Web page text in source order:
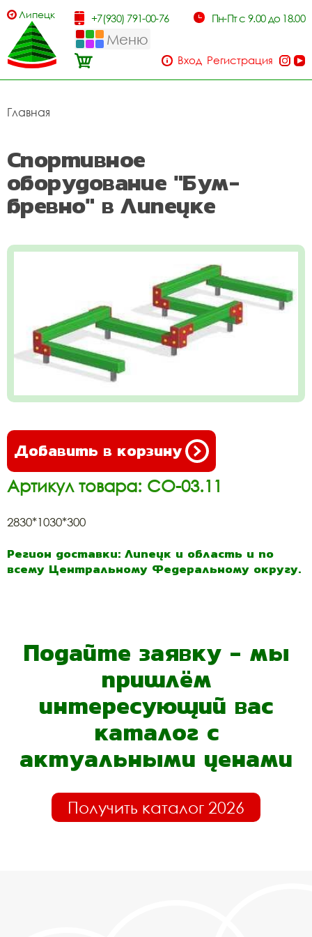
Липецк +7(930) 791-00-76 Пн-Пт с 9.00 до 18.00
Меню
Вход Регистрация
Главная
Спортивное
оборудование "Бум-
бревно" в Липецке
Добавить в корзину
Артикул товара: СО-03.11
2830*1030*300
Регион доставки: Липецк и область и по
всему Центральному Федеральному округу.
Подайте заявку - мы
пришлём
интересующий вас
каталог с
актуальными ценами
Получить каталог 2026